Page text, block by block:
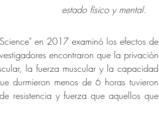
estado físico y mental.
en 2017 examinó los efectos de
encontraron que la privación
la fuerza muscular y la capacidad
durmieron menos de 6 horas tuvieron
resistencia y fuerza que aquellos que